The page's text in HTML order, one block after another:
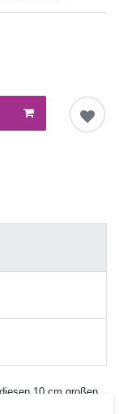
10 cm großen